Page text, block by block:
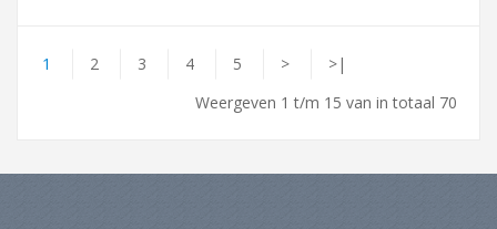
1 2 3 4 5 >
>|
Weergeven 1 t/m 15 van in totaal 70